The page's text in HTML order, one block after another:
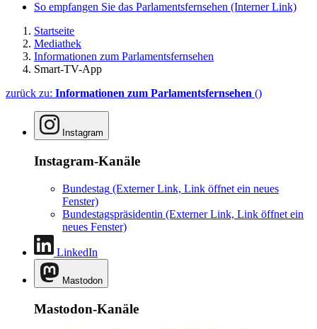
So empfangen Sie das Parlamentsfernsehen (Interner Link)
Startseite
Mediathek
Informationen zum Parlamentsfernsehen
Smart-TV-App
zurück zu: Informationen zum Parlamentsfernsehen ()
Instagram
Instagram-Kanäle
Bundestag (Externer Link, Link öffnet ein neues
Fenster)
Bundestagspräsidentin (Externer Link, Link öffnet ein
neues Fenster)
LinkedIn
Mastodon
Mastodon-Kanäle